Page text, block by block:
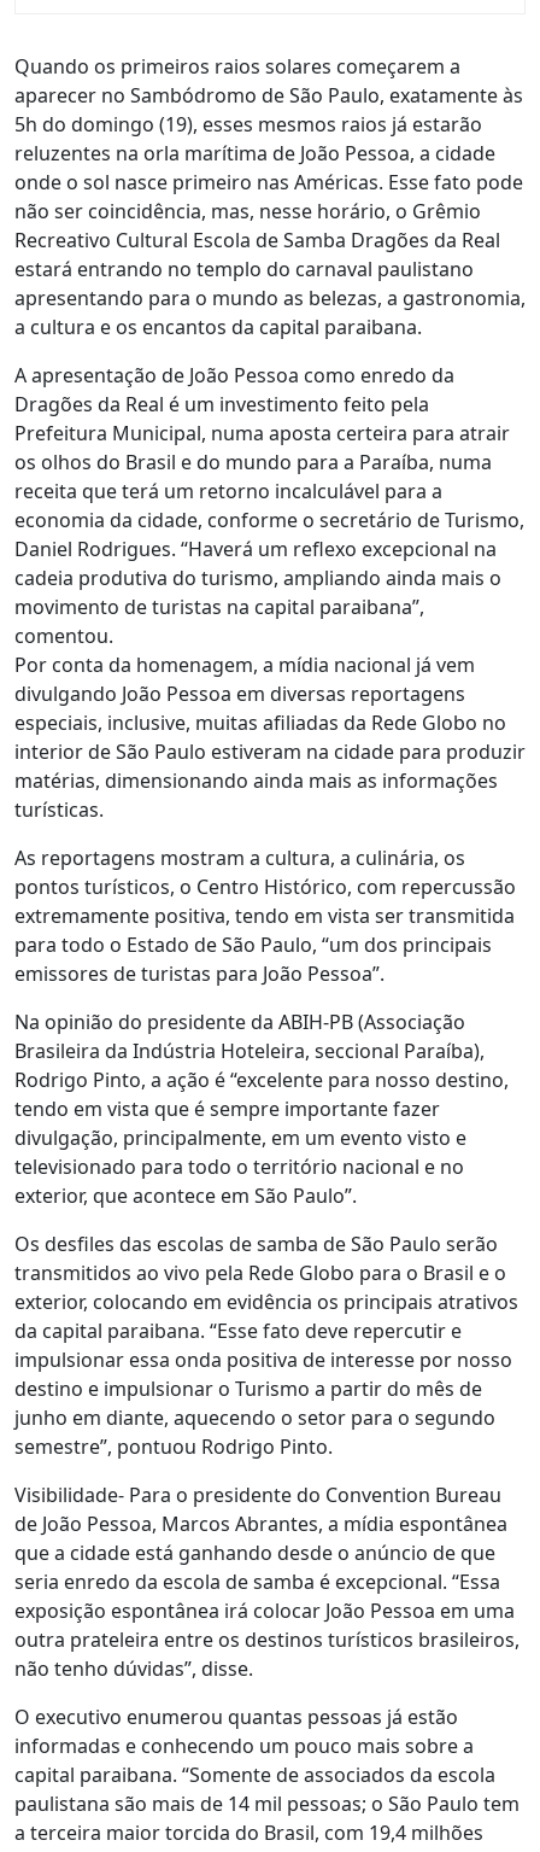
Quando os primeiros raios solares começarem a
aparecer no Sambódromo de São Paulo, exatamente às
5h do domingo (19), esses mesmos raios já estarão
reluzentes na orla marítima de João Pessoa, a cidade
onde o sol nasce primeiro nas Américas. Esse fato pode
não ser coincidência, mas, nesse horário, o Grêmio
Recreativo Cultural Escola de Samba Dragões da Real
estará entrando no templo do carnaval paulistano
apresentando para o mundo as belezas, a gastronomia,
a cultura e os encantos da capital paraibana.
A apresentação de João Pessoa como enredo da
Dragões da Real é um investimento feito pela
Prefeitura Municipal, numa aposta certeira para atrair
os olhos do Brasil e do mundo para a Paraíba, numa
receita que terá um retorno incalculável para a
economia da cidade, conforme o secretário de Turismo,
Daniel Rodrigues. “Haverá um reflexo excepcional na
cadeia produtiva do turismo, ampliando ainda mais o
movimento de turistas na capital paraibana”,
comentou.
Por conta da homenagem, a mídia nacional já vem
divulgando João Pessoa em diversas reportagens
especiais, inclusive, muitas afiliadas da Rede Globo no
interior de São Paulo estiveram na cidade para produzir
matérias, dimensionando ainda mais as informações
turísticas.
As reportagens mostram a cultura, a culinária, os
pontos turísticos, o Centro Histórico, com repercussão
extremamente positiva, tendo em vista ser transmitida
para todo o Estado de São Paulo, “um dos principais
emissores de turistas para João Pessoa”.
Na opinião do presidente da ABIH-PB (Associação
Brasileira da Indústria Hoteleira, seccional Paraíba),
Rodrigo Pinto, a ação é “excelente para nosso destino,
tendo em vista que é sempre importante fazer
divulgação, principalmente, em um evento visto e
televisionado para todo o território nacional e no
exterior, que acontece em São Paulo”.
Os desfiles das escolas de samba de São Paulo serão
transmitidos ao vivo pela Rede Globo para o Brasil e o
exterior, colocando em evidência os principais atrativos
da capital paraibana. “Esse fato deve repercutir e
impulsionar essa onda positiva de interesse por nosso
destino e impulsionar o Turismo a partir do mês de
junho em diante, aquecendo o setor para o segundo
semestre”, pontuou Rodrigo Pinto.
Visibilidade- Para o presidente do Convention Bureau
de João Pessoa, Marcos Abrantes, a mídia espontânea
que a cidade está ganhando desde o anúncio de que
seria enredo da escola de samba é excepcional. “Essa
exposição espontânea irá colocar João Pessoa em uma
outra prateleira entre os destinos turísticos brasileiros,
não tenho dúvidas”, disse.
O executivo enumerou quantas pessoas já estão
informadas e conhecendo um pouco mais sobre a
capital paraibana. “Somente de associados da escola
paulistana são mais de 14 mil pessoas; o São Paulo tem
a terceira maior torcida do Brasil, com 19,4 milhões